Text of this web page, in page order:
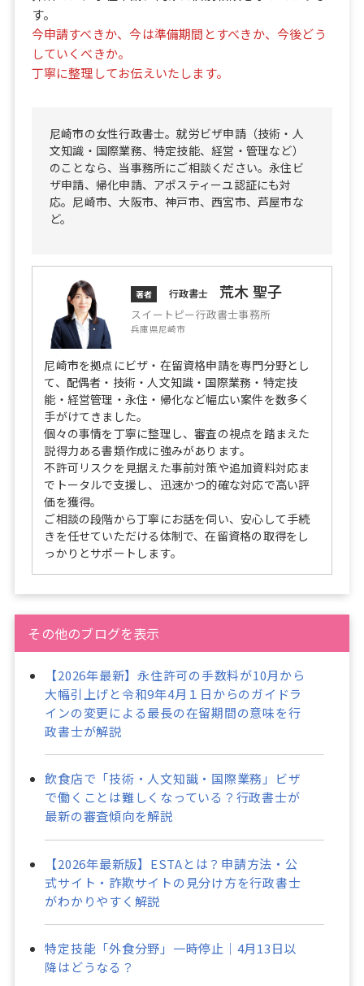
す。
今申請すべきか、今は準備期間とすべきか、今後どう
していくべきか。
丁寧に整理してお伝えいたします。
尼崎市の女性行政書士。就労ビザ申請（技術・人
文知識・国際業務、特定技能、経営・管理など）
のことなら、当事務所にご相談ください。永住ビ
ザ申請、帰化申請、アポスティーユ認証にも対
応。尼崎市、大阪市、神戸市、西宮市、芦屋市な
ど。
著者 行政書士 荒木 聖子
スイートピー行政書士事務所
兵庫県尼崎市
尼崎市を拠点にビザ・在留資格申請を専門分野とし
て、配偶者・技術・人文知識・国際業務・特定技
能・経営管理・永住・帰化など幅広い案件を数多く
手がけてきました。
個々の事情を丁寧に整理し、審査の視点を踏まえた
説得力ある書類作成に強みがあります。
不許可リスクを見据えた事前対策や追加資料対応ま
でトータルで支援し、迅速かつ的確な対応で高い評
価を獲得。
ご相談の段階から丁寧にお話を伺い、安心して手続
きを任せていただける体制で、在留資格の取得をし
っかりとサポートします。
その他のブログを表示
【2026年最新】永住許可の手数料が10月から
大幅引上げと令和9年4月１日からのガイドラ
インの変更による最長の在留期間の意味を行
政書士が解説
飲食店で「技術・人文知識・国際業務」ビザ
で働くことは難しくなっている？行政書士が
最新の審査傾向を解説
【2026年最新版】ESTAとは？申請方法・公
式サイト・詐欺サイトの見分け方を行政書士
がわかりやすく解説
特定技能「外食分野」一時停止｜4月13日以
降はどうなる？